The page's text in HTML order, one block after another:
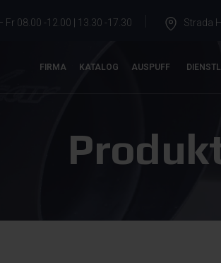
Fr 08.00 -12.00 | 13.30 -17.30 Strada
FIRMA KATALOG AUSPUFF